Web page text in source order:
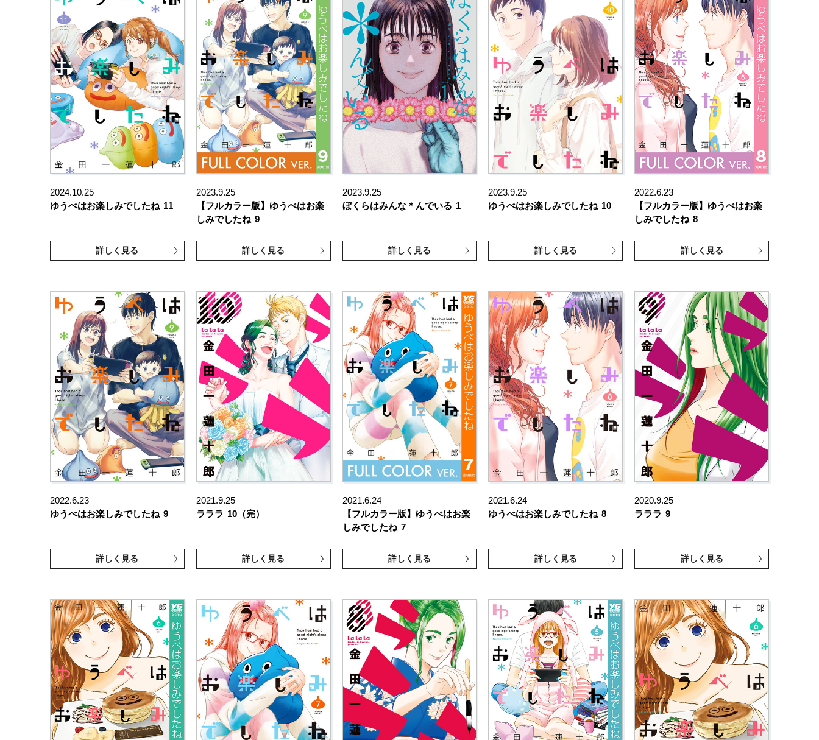
2024.10.25
ゆうべはお楽しみでしたね 11
詳しく見る
2023.9.25
【フルカラー版】ゆうべはお楽
しみでしたね 9
詳しく見る
2023.9.25
ぼくらはみんな＊んでいる 1
詳しく見る
2023.9.25
ゆうべはお楽しみでしたね 10
詳しく見る
2022.6.23
【フルカラー版】ゆうべはお楽
しみでしたね 8
詳しく見る
2022.6.23
ゆうべはお楽しみでしたね 9
詳しく見る
2021.9.25
ラララ 10（完）
詳しく見る
2021.6.24
【フルカラー版】ゆうべはお楽
しみでしたね 7
詳しく見る
2021.6.24
ゆうべはお楽しみでしたね 8
詳しく見る
2020.9.25
ラララ 9
詳しく見る